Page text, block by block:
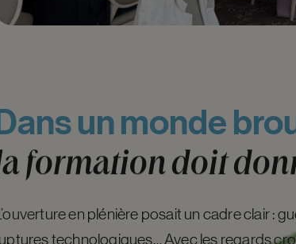
unmonde
formationdoit
en plénière posait un cadre clair :
technologiques…Avec les regards